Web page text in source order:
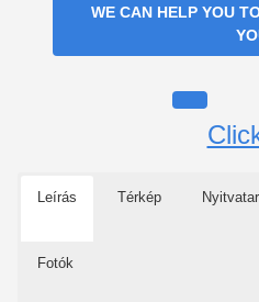
WE CAN HELP YOU
Leírás Térkép
Fotók